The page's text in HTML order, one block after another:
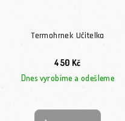
Termohrnek Učitelka
450 Kč
Dnes vyrobíme a odešleme